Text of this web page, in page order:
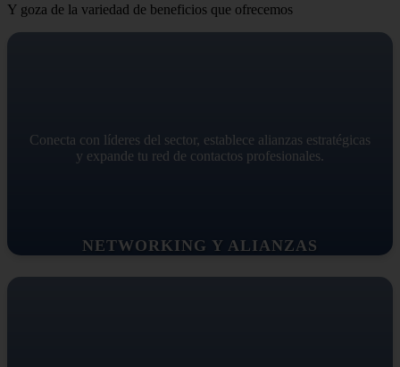
Y goza de la variedad de beneficios que ofrecemos
NETWORKING Y ALIANZAS
Conecta con líderes del sector, establece alianzas estratégicas
y expande tu red de contactos profesionales.